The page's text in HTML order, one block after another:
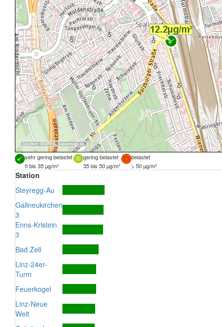
Quellen: DORIS, basemap.at
sehr gering belastet gering belastet
belastet
0 bis 35 µg/m³
35 bis 50 µg/m³ > 50 µg/m³
Station
Steyregg-Au
Gallneukirchen
3
Enns-Kristein
3
Bad Zell
Linz-24er-
Turm
Feuerkogel
Linz-Neue
Welt